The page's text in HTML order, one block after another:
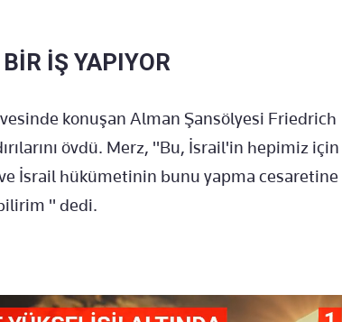
İŞ YAPIYOR
konuşan Alman Şansölyesi Friedrich
övdü. Merz, "Bu, İsrail'in hepimiz için
İsrail hükümetinin bunu yapma cesaretine
" dedi.